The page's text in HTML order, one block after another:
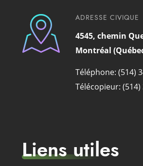
ADRESSE CIVIQUE
4545, chemin
Montréal
Téléphone: (514)
Télécopieur: (514)
Liens utiles